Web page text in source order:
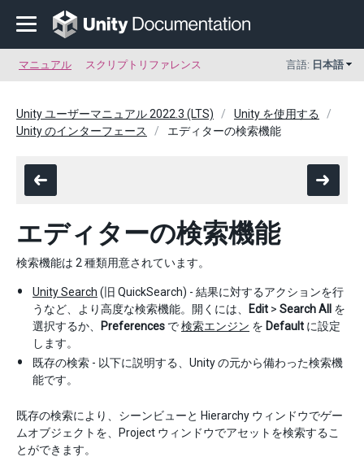
マニュアル スクリプトリファレンス 言語: 日本語
Unity ユーザーマニュアル 2022.3 (LTS)
Unity を使用する
Unity のインターフェース
エディターの検索機能
エディターの検索機能
検索機能は 2 種類用意されています。
Unity Search (旧 QuickSearch) - 結果に対するアクションを行
うなど、より高度な検索機能。開くには、
Edit > Search All
を
選択するか、
Preferences で検索エンジン を Default に設定
します。
既存の検索 - 以下に説明する、Unity の元から備わった検索機
能です。
既存の検索により、シーンビューと Hierarchy ウィンドウでゲー
ムオブジェクトを、Project ウィンドウでアセットを検索するこ
とができます。